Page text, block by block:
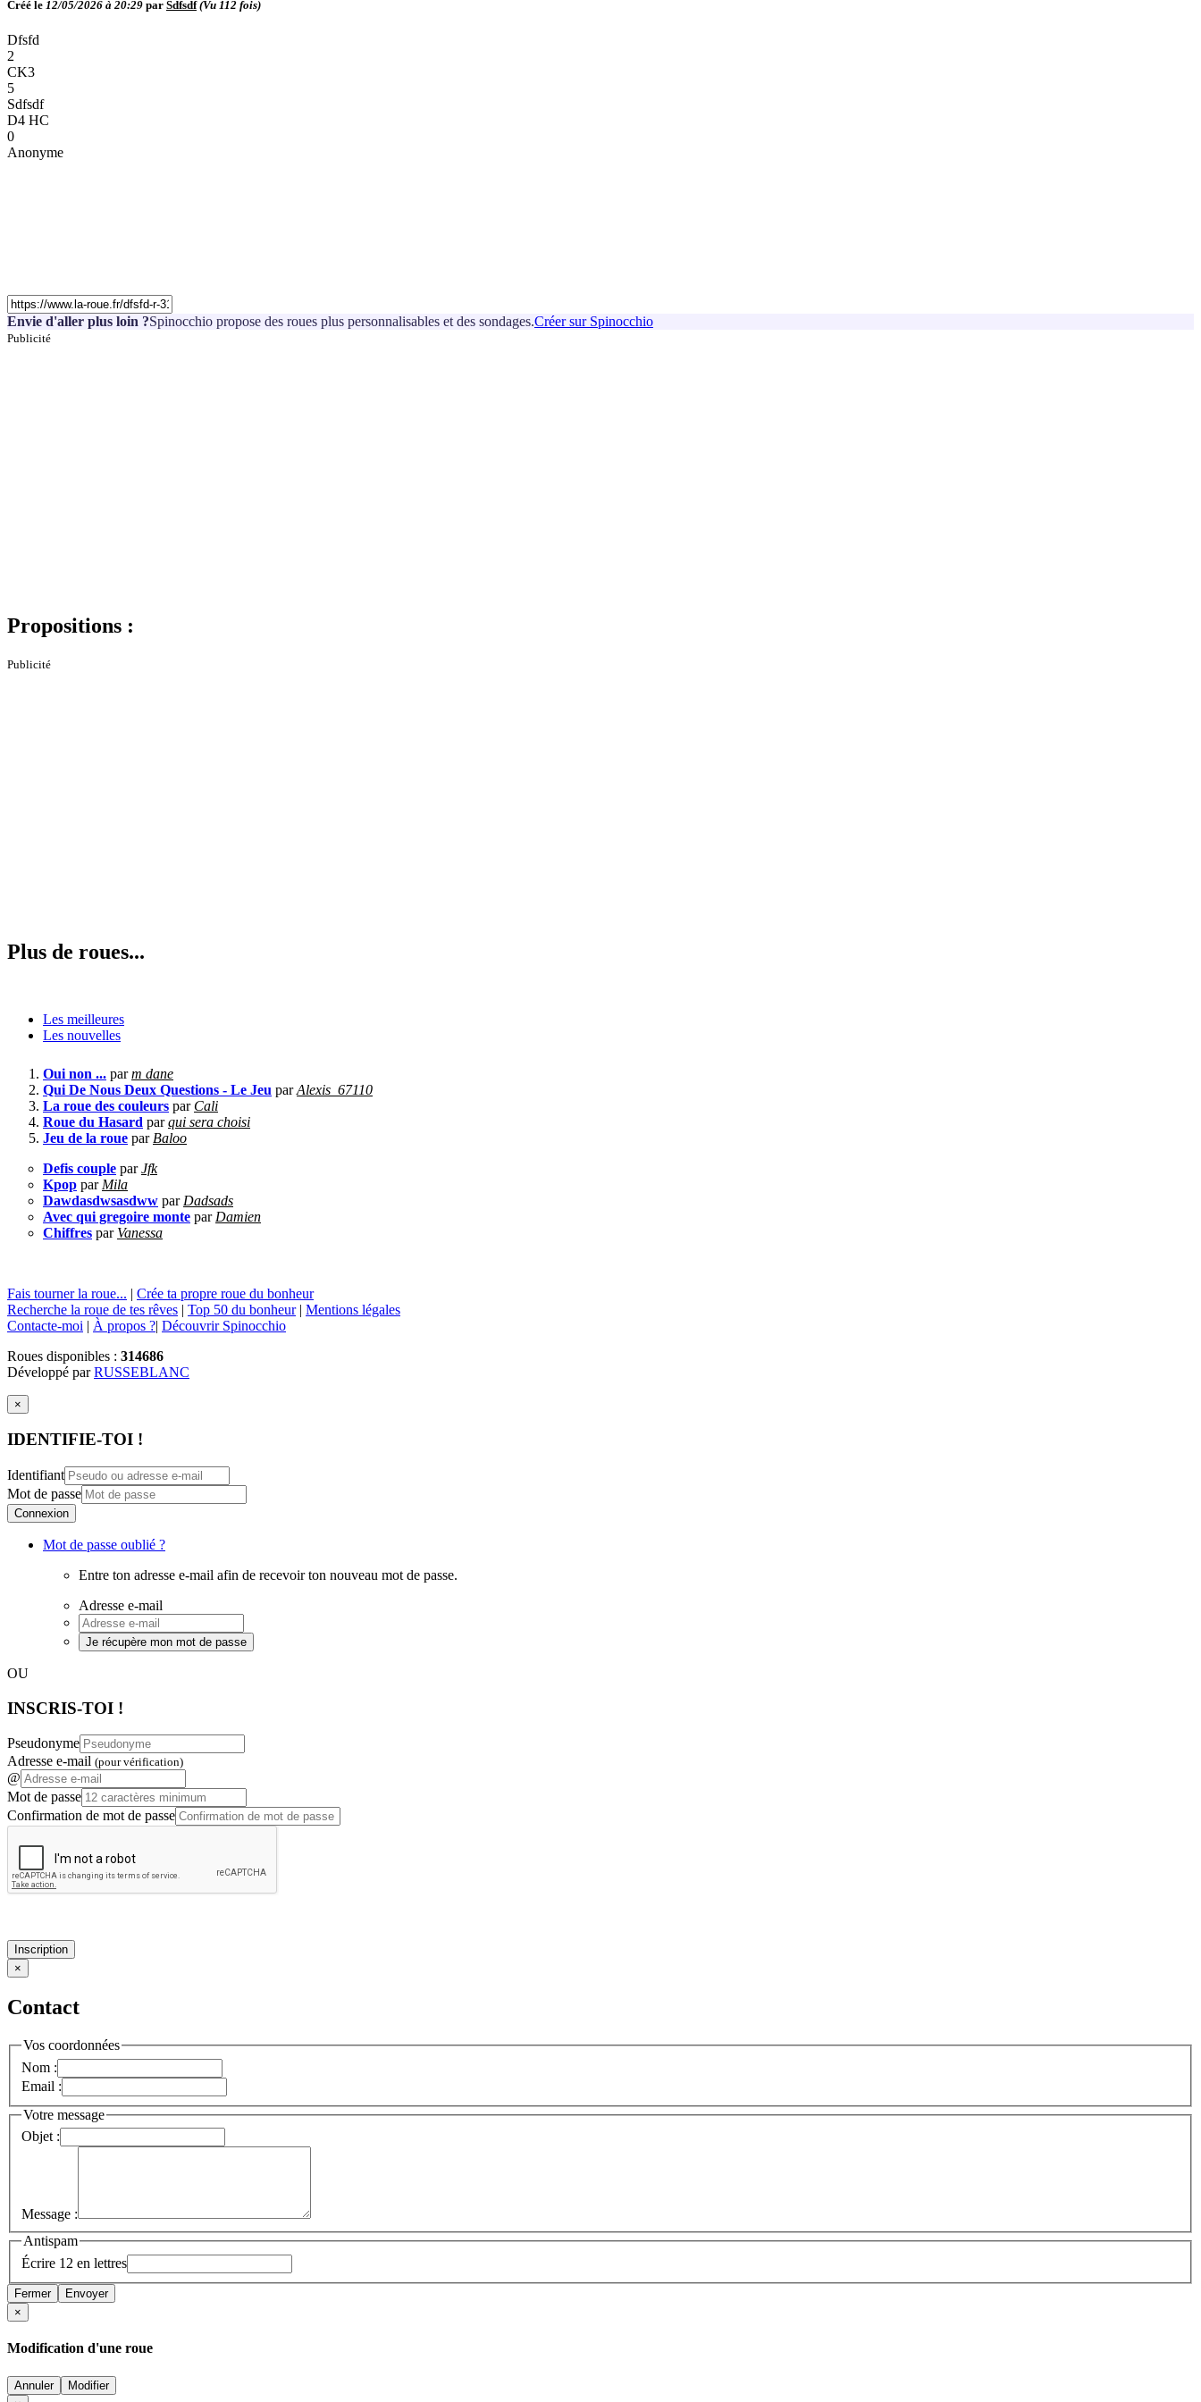
Créé le 12/05/2026 à 20:29 par Sdfsdf (Vu 112 fois)
Dfsfd
2
CK3
5
Sdfsdf
D4 HC
0
Anonyme
Envie d'aller plus loin ?Spinocchio propose des roues plus personnalisables et des sondages.Créer sur Spinocchio
Publicité
Propositions :
Publicité
Plus de roues...
Les meilleures
Les nouvelles
Oui non ... parm dane
Qui De Nous Deux Questions - Le Jeu parAlexis_67110
La roue des couleurs par Cali
Roue du Hasard parqui sera choisi
Jeu de la roue par Baloo
Defis couple parJfk
Kpop par Mila
Dawdasdwsasdww par Dadsads
Avec qui gregoire monte par Damien
Chiffres par Vanessa
Fais tourner la roue... | Crée ta propre roue du bonheur
Recherche la roue de tes rêves | Top 50 du bonheur| Mentions légales
Contacte-moi | À propos ?| Découvrir Spinocchio
Roues disponibles : 314686
Développé parRUSSEBLANC
×
IDENTIFIE-TOI !
Identifiant
Mot de passe
Connexion
Mot de passe oublié ?
Entre ton adresse e-mail afin de recevoir ton nouveau mot de passe.
Adresse e-mail
Je récupère mon mot de passe
OU
INSCRIS-TOI !
Pseudonyme
Adresse e-mail (pour vérification)
@
Mot de passe
Confirmation de mot de passe
Inscription
×
Contact
Vos coordonnées
Nom :
Email :
Votre message
Objet :
Message :
Antispam
Écrire 12 en lettres
Fermer
Envoyer
×
Modification d'une roue
Annuler
Modifier